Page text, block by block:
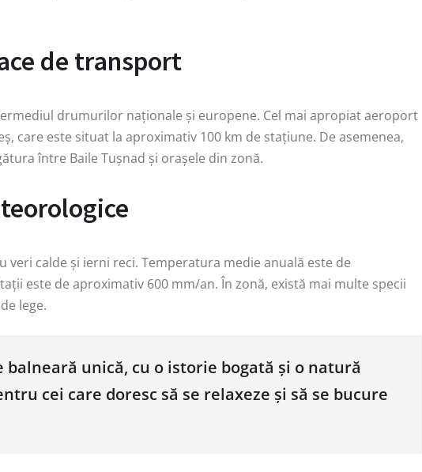
de transport
drumurilor naționale și europene. Cel mai apropiat aeroport
care este situat la aproximativ 100 km de stațiune. De asemenea,
între Baile Tușnad și orașele din zonă.
veri calde și ierni reci. Temperatura medie anuală este de
este de aproximativ 600 mm/an. În zonă, există mai multe specii
lege.
balneară unică, cu o istorie bogată și o natură
cei care doresc să se relaxeze și să se bucure